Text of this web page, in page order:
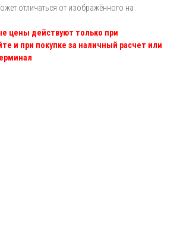
отличаться от изображённого на
цены действуют только при
и при покупке за наличный расчет или